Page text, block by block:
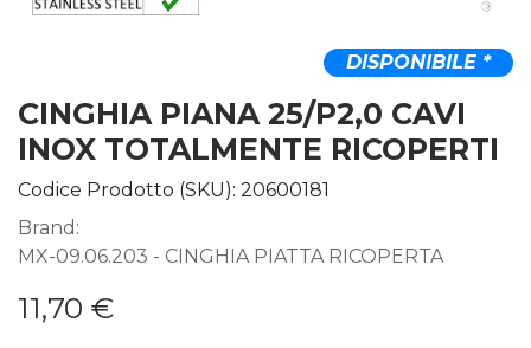
DISPONIBILE *
CINGHIA PIANA 25/P2,0 CAVI
INOX TOTALMENTE RICOPERTI
Codice Prodotto (SKU): 20600181
Brand:
MX-09.06.203 - CINGHIA PIATTA RICOPERTA
11,70 €